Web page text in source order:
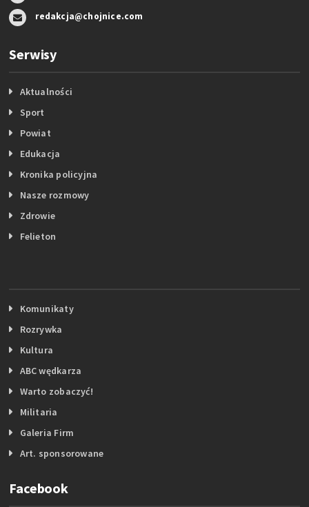
redakcja@chojnice.com
Serwisy
Aktualności
Sport
Powiat
Edukacja
Kronika policyjna
Nasze rozmowy
Zdrowie
Felieton
Komunikaty
Rozrywka
Kultura
ABC wędkarza
Warto zobaczyć!
Militaria
Galeria Firm
Art. sponsorowane
Facebook